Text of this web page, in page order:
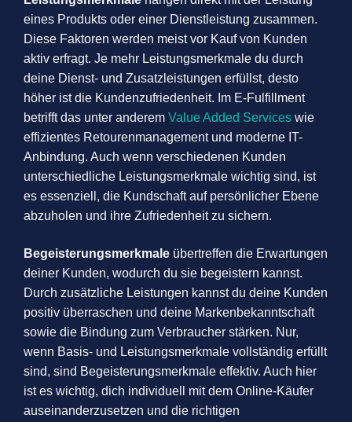
eines Produkts oder einer Dienstleistung zusammen.
Diese Faktoren werden meist vor Kauf von Kunden
aktiv erfragt. Je mehr Leistungsmerkmale du durch
deine Dienst- und Zusatzleistungen erfüllst, desto
höher ist die Kundenzufriedenheit. Im E-Fulfillment
betrifft das unter anderem Value Added Services wie
effizientes Retourenmanagement und moderne IT-
Anbindung. Auch wenn verschiedenen Kunden
unterschiedliche Leistungsmerkmale wichtig sind, ist
es essenziell, die Kundschaft auf persönlicher Ebene
abzuholen und ihre Zufriedenheit zu sichern.
Begeisterungsmerkmale übertreffen die Erwartungen
deiner Kunden, wodurch du sie begeistern kannst.
Durch zusätzliche Leistungen kannst du deine Kunden
positiv überraschen und deine Markenbekanntschaft
sowie die Bindung zum Verbraucher stärken. Nur,
wenn Basis- und Leistungsmerkmale vollständig erfüllt
sind, sind Begeisterungsmerkmale effektiv. Auch hier
ist es wichtig, dich individuell mit dem Online-Käufer
auseinanderzusetzen und die richtigen